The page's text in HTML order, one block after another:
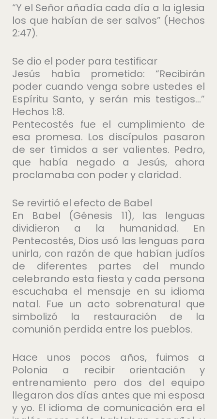
“Y el Señor añadía cada día a la iglesia
los que habían de ser salvos” (Hechos
2:47).
Se dio el poder para testificar
Jesús había prometido: “Recibirán
poder cuando venga sobre ustedes el
Espíritu Santo, y serán mis testigos…”
Hechos 1:8.
Pentecostés fue el cumplimiento de
esa promesa. Los discípulos pasaron
de ser tímidos a ser valientes. Pedro,
que había negado a Jesús, ahora
proclamaba con poder y claridad.
Se revirtió el efecto de Babel
En Babel (Génesis 11), las lenguas
dividieron a la humanidad. En
Pentecostés, Dios usó las lenguas para
unirla, con razón de que habían judíos
de diferentes partes del mundo
celebrando esta fiesta y cada persona
escuchaba el mensaje en su idioma
natal. Fue un acto sobrenatural que
simbolizó la restauración de la
comunión perdida entre los pueblos.
Hace unos pocos años, fuimos a
Polonia a recibir orientación y
entrenamiento pero dos del equipo
llegaron dos días antes que mi esposa
y yo. El idioma de comunicación era el